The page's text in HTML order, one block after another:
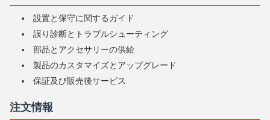
設置と保守に関するガイド
誤り診断とトラブルシューティング
部品とアクセサリーの供給
製品のカスタマイズとアップグレード
保証及び販売後サービス
注文情報